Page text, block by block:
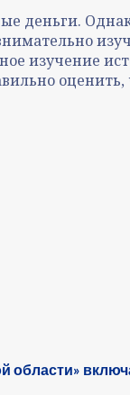
деньги.
изучение